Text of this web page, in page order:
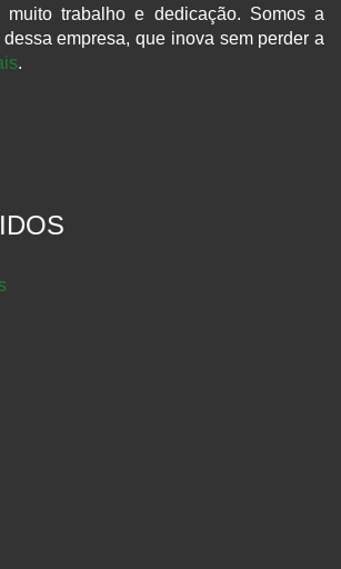
muito trabalho e dedicação. Somos a
empresa, que inova sem perder a
.